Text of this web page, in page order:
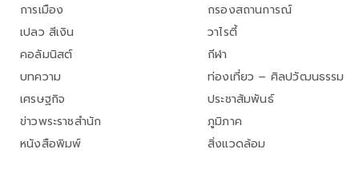
การเมือง
เปลว สีเงิน
คอลัมนิสต์
บทความ
เศรษฐกิจ
ข่าวพระราชสำนัก
หนังสือพิมพ์
กรองสถานการณ์
วาไรตี้
กีฬา
ท่องเที่ยว – ศิลปวัฒนธรรม
ประชาสัมพันธ์
ภูมิภาค
สิ่งแวดล้อม